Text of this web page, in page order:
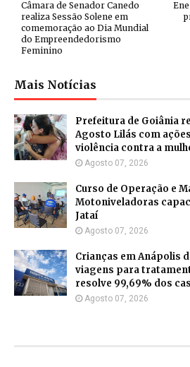
Câmara de Senador Canedo
realiza Sessão Solene em
comemoração ao Dia Mundial
do Empreendedorismo
Feminino
Mais Notícias
Prefeitura de Goiânia
Agosto Lilás com
violência contra a
Agosto 07, 2026
Curso de Operação e
Motoniveladoras
Jataí
Agosto 07, 2026
Crianças em Anápolis
viagens para
resolve 99,69% dos
Agosto 07, 2026